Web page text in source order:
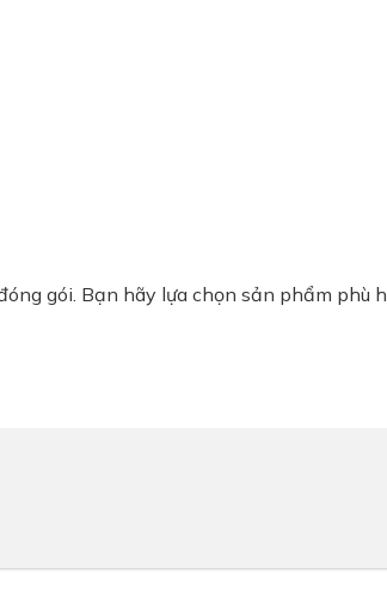
gói. Bạn hãy lựa chọn sản phẩm phù